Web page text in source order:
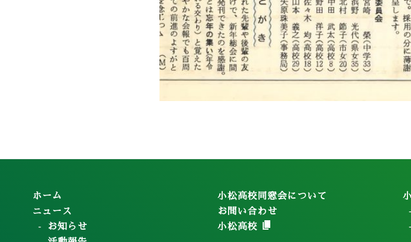
ホーム
ニュース
お知らせ
小松高校同窓会について
お問い合わせ
小松高校